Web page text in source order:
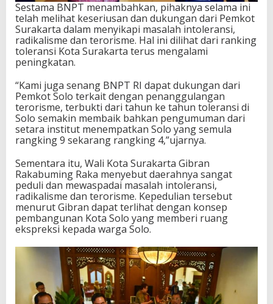
Sestama BNPT menambahkan, pihaknya selama ini
telah melihat keseriusan dan dukungan dari Pemkot
Surakarta dalam menyikapi masalah intoleransi,
radikalisme dan terorisme. Hal ini dilihat dari ranking
toleransi Kota Surakarta terus mengalami
peningkatan.
“Kami juga senang BNPT RI dapat dukungan dari
Pemkot Solo terkait dengan penanggulangan
terorisme, terbukti dari tahun ke tahun toleransi di
Solo semakin membaik bahkan pengumuman dari
setara institut menempatkan Solo yang semula
rangking 9 sekarang rangking 4,”ujarnya.
Sementara itu, Wali Kota Surakarta Gibran
Rakabuming Raka menyebut daerahnya sangat
peduli dan mewaspadai masalah intoleransi,
radikalisme dan terorisme. Kepedulian tersebut
menurut Gibran dapat terlihat dengan konsep
pembangunan Kota Solo yang memberi ruang
ekspreksi kepada warga Solo.